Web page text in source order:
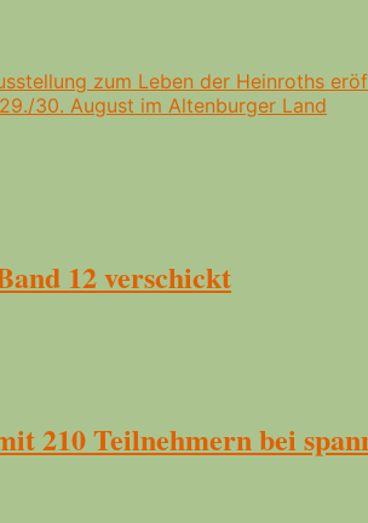
zum Leben der Heinroths
30. August im Altenburger Land
12 verschickt
210 Teilnehmern bei